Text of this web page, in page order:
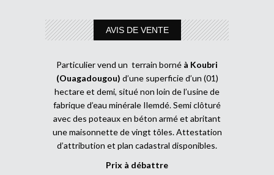
AVIS DE VENTE
Particulier vend un terrain borné à Koubri
(Ouagadougou) d’une superficie d’un (01)
hectare et demi, situé non loin de l’usine de
fabrique d’eau minérale Ilemdé. Semi clôturé
avec des poteaux en béton armé et abritant
une maisonnette de vingt tôles. Attestation
d’attribution et plan cadastral disponibles.
Prix à débattre